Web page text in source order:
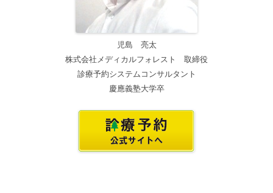
児島 亮太
株式会社メディカルフォレスト 取締役
診療予約システムコンサルタント
慶應義塾大学卒